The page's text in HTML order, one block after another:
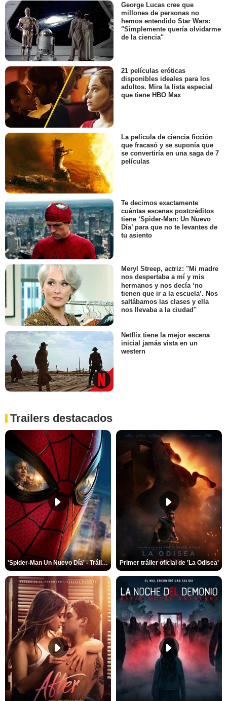
George Lucas cree que
millones de personas no
hemos entendido Star Wars:
"Simplemente quería olvidarme
de la ciencia"
21 películas eróticas
disponibles ideales para los
adultos. Mira la lista especial
que tiene HBO Max
La película de ciencia ficción
que fracasó y se suponía que
se convertiría en una saga de 7
películas
Te decimos exactamente
cuántas escenas postcréditos
tiene ‘Spider-Man: Un Nuevo
Día’ para que no te levantes de
tu asiento
Meryl Streep, actriz: "Mi madre
nos despertaba a mí y mis
hermanos y nos decía ‘no
tienen que ir a la escuela’. Nos
saltábamos las clases y ella
nos llevaba a la ciudad"
Netflix tiene la mejor escena
inicial jamás vista en un
western
Trailers destacados
'Spider-Man Un Nuevo Día' - Tráiler oficial subtitulado Primer tráiler oficial de 'La Odisea'